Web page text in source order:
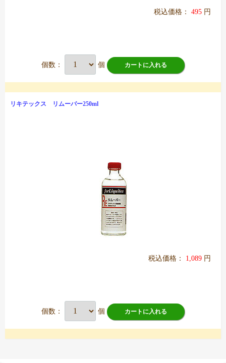
税込価格： 495 円
個数： 個 カートに入れる
リキテックス リムーバー250ml
税込価格： 1,089 円
個数： 個 カートに入れる